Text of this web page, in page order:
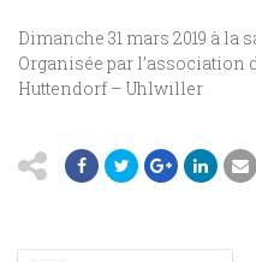
Dimanche 31 mars 2019 à la
Organisée par l’association
Huttendorf – Uhlwiller